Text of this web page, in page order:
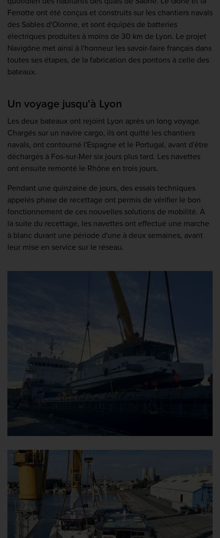
Fenotte ont été conçus et construits sur les chantiers navals
des Sables d'Olonne, et sont équipés de batteries
électriques produites à moins de 30 km de Lyon. Le projet
Navigône met ainsi à l'honneur les savoir-faire français dans
toutes ses étapes, de la fabrication des pontons à celle des
bateaux.
Un voyage jusqu'à Lyon
Les deux bateaux ont rejoint Lyon après un long voyage.
Chargés sur un navire cargo, ils ont quitté les chantiers
navals, ont contourné l'Espagne et le Portugal, avant d'être
déchargés à Fos-sur-Mer six jours plus tard. Les navettes
ont ensuite remonté le Rhône en trois jours.
Pendant une quinzaine de jours, des essais techniques
appelés phase de recettage ont permis de vérifier le bon
fonctionnement de ces nouvelles solutions de mobilité. À
la suite du recettage, les navettes ont effectué une marche
à blanc durant une période d'une à deux semaines, avant
leur mise en service sur le réseau.